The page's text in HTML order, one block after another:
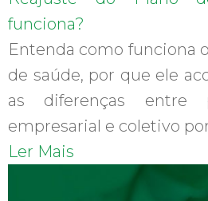
funciona?
Entenda como funciona
de saúde, por que ele
as diferenças entre
empresarial e coletivo
Ler Mais